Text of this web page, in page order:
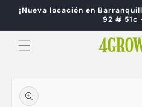
directamente
¡Nueva locación en
92 # 51c
a la
información